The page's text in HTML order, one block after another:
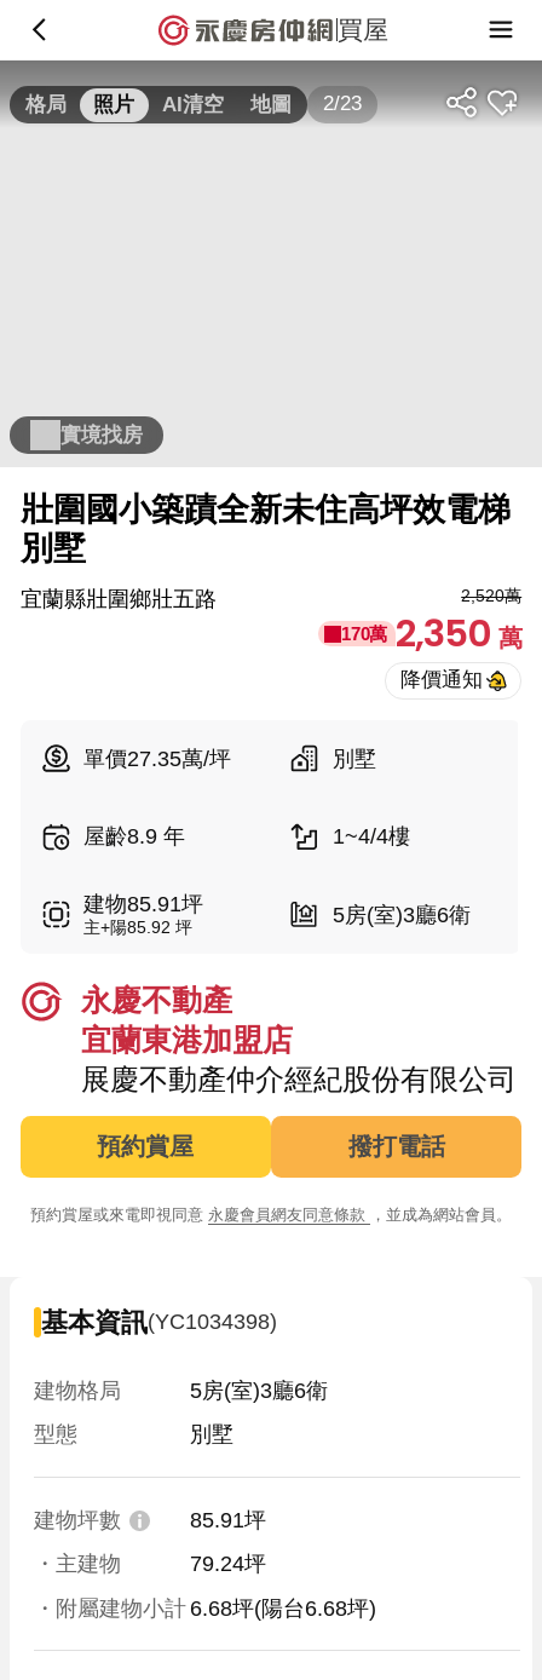
買屋
格局 照片 AI清空 地圖 2/23
實境找房
壯圍國小築蹟全新未住高坪效電梯
別墅
宜蘭縣壯圍鄉壯五路 2,520萬
170萬 2,350萬
單價27.35萬/坪 別墅
屋齡8.9 年 1~4/4樓
建物85.91坪
主+陽85.92 坪 5房(室)3廳6衛
永慶不動產
宜蘭東港加盟店
展慶不動產仲介經紀股份有限公司
預約賞屋 撥打電話
預約賞屋或來電即視同意 永慶會員網友同意條款 ，並成為網站會員。
基本資訊(YC1034398)
建物格局
5房(室)3廳6衛
型態
別墅
建物坪數
85.91坪
・主建物
79.24坪
・附屬建物小計 6.68坪(陽台6.68坪)